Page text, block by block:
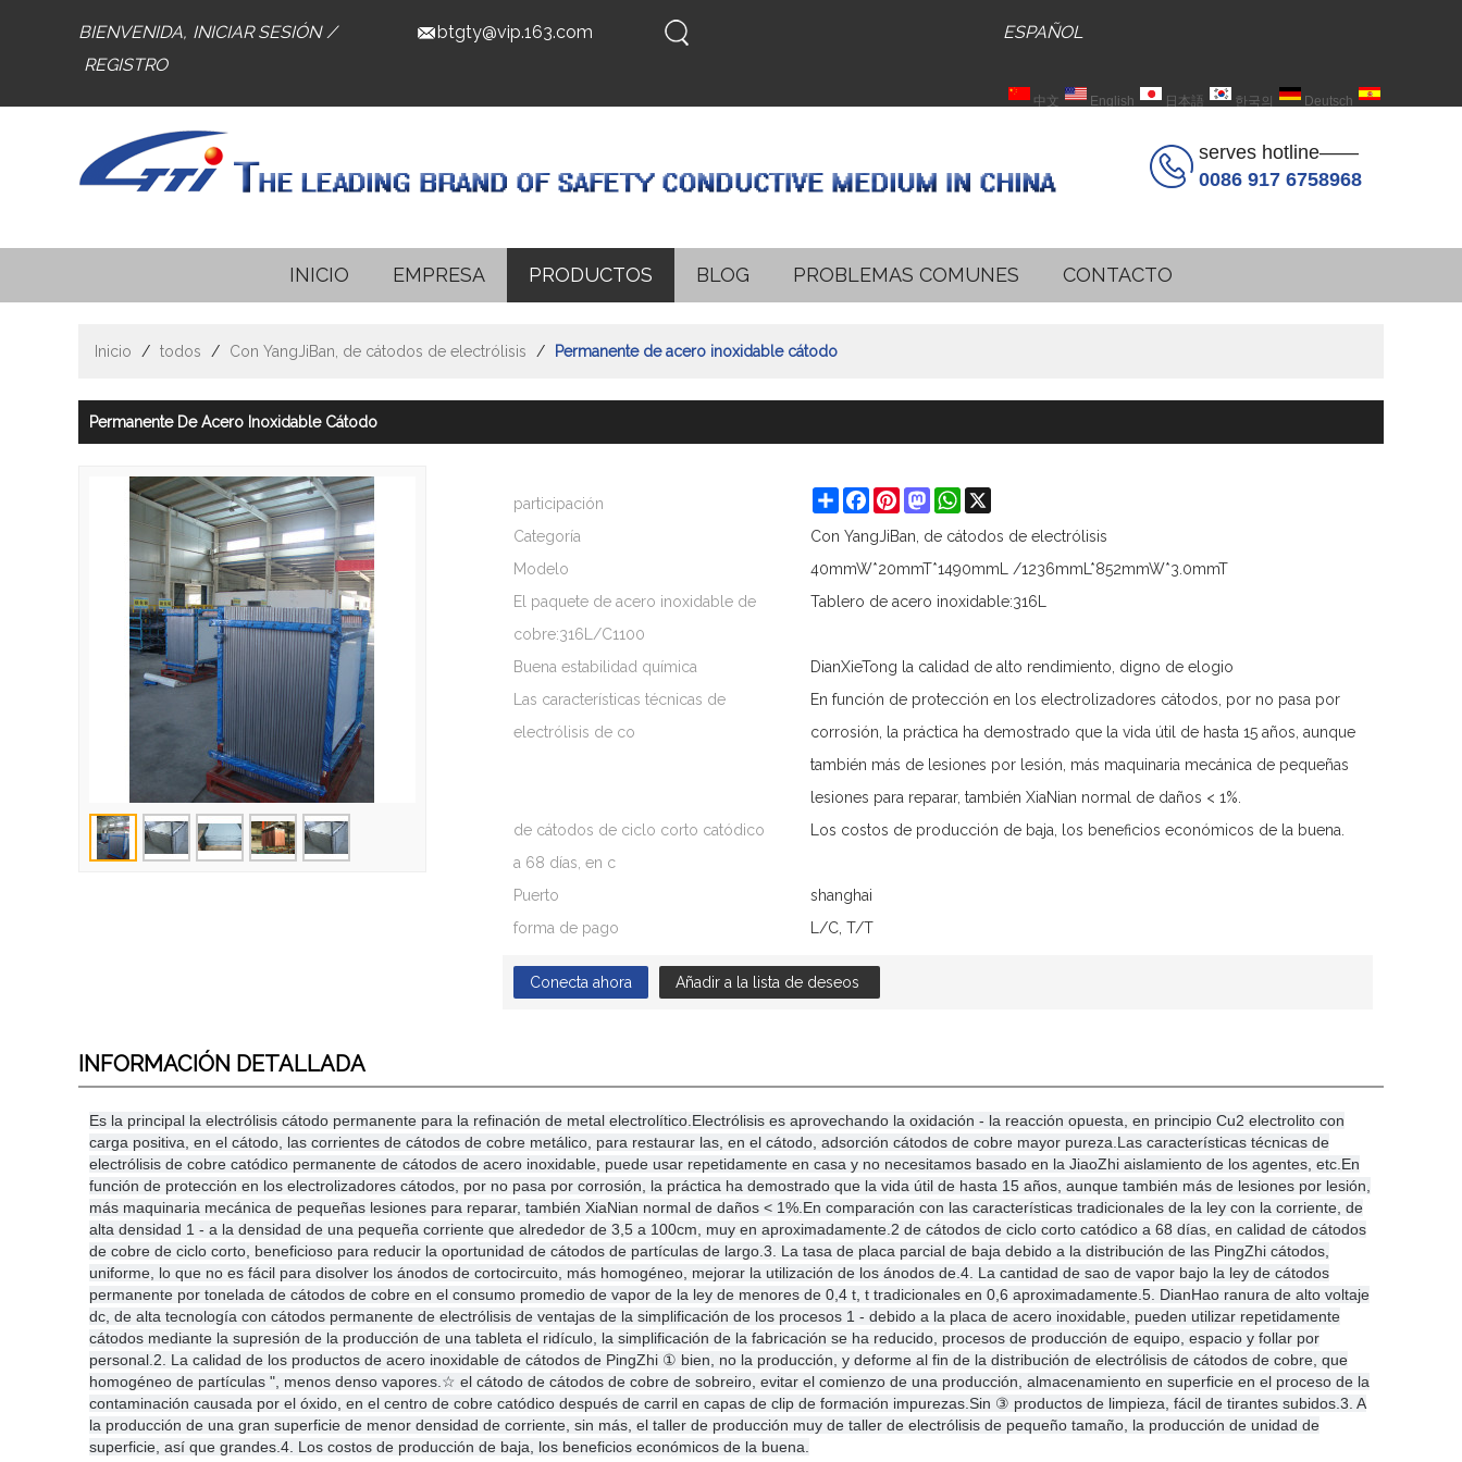
BIENVENIDA, INICIAR SESIÓN /
REGISTRO
btgty@vip.163.com ESPAÑOL
中文 English 日本語 한국의 Deutsch
serves hotline——
0086 917 6758968
INICIO EMPRESA PRODUCTOS BLOG PROBLEMAS COMUNES CONTACTO
Inicio / todos / Con YangJiBan, de cátodos de electrólisis / Permanente de acero inoxidable cátodo
Permanente De Acero Inoxidable Cátodo
participación ShareFacebook
PinterestMastodonWhatsApp
Categoría
Con YangJiBan, de cátodos de electrólisis
Modelo
40mmW*20mmT*1490mmL /1236mmL*852mmW*3.0mmT
El paquete de acero inoxidable de
cobre:316L/C1100
Tablero de acero inoxidable:316L
Buena estabilidad química
DianXieTong la calidad de alto rendimiento, digno de elogio
Las características técnicas de
electrólisis de co
En función de protección en los electrolizadores cátodos, por no pasa por
corrosión, la práctica ha demostrado que la vida útil de hasta 15 años, aunque
también más de lesiones por lesión, más maquinaria mecánica de pequeñas
lesiones para reparar, también XiaNian normal de daños < 1%.
de cátodos de ciclo corto catódico
a 68 días, en c
Los costos de producción de baja, los beneficios económicos de la buena.
Puerto
shanghai
forma de pago
L/C, T/T
Conecta ahora Añadir a la lista de deseos
INFORMACIÓN DETALLADA
Es la principal la electrólisis cátodo permanente para la refinación de metal electrolítico. Electrólisis es aprovechando la oxidación - la reacción opuesta, en principio Cu2 electrolito con
carga positiva, en el cátodo, las corrientes de cátodos de cobre metálico, para restaurar las, en el cátodo, adsorción cátodos de cobre mayor pureza. Las características técnicas de
electrólisis de cobre catódico permanente de cátodos de acero inoxidable, puede usar repetidamente en casa y no necesitamos basado en la JiaoZhi aislamiento de los agentes, etc. En
función de protección en los electrolizadores cátodos, por no pasa por corrosión, la práctica ha demostrado que la vida útil de hasta 15 años, aunque también más de lesiones por lesión,
más maquinaria mecánica de pequeñas lesiones para reparar, también XiaNian normal de daños < 1%. En comparación con las características tradicionales de la ley con la corriente, de
alta densidad 1 - a la densidad de una pequeña corriente que alrededor de 3,5 a 100cm, muy en aproximadamente. 2 de cátodos de ciclo corto catódico a 68 días, en calidad de cátodos
de cobre de ciclo corto, beneficioso para reducir la oportunidad de cátodos de partículas de largo. 3. La tasa de placa parcial de baja debido a la distribución de las PingZhi cátodos,
uniforme, lo que no es fácil para disolver los ánodos de cortocircuito, más homogéneo, mejorar la utilización de los ánodos de. 4. La cantidad de sao de vapor bajo la ley de cátodos
permanente por tonelada de cátodos de cobre en el consumo promedio de vapor de la ley de menores de 0,4 t, t tradicionales en 0,6 aproximadamente. 5. DianHao ranura de alto voltaje
dc, de alta tecnología con cátodos permanente de electrólisis de ventajas de la simplificación de los procesos 1 - debido a la placa de acero inoxidable, pueden utilizar repetidamente
cátodos mediante la supresión de la producción de una tableta el ridículo, la simplificación de la fabricación se ha reducido, procesos de producción de equipo, espacio y follar por
personal. 2. La calidad de los productos de acero inoxidable de cátodos de PingZhi ① bien, no la producción, y deforme al fin de la distribución de electrólisis de cátodos de cobre, que
homogéneo de partículas ", menos denso vapores. ☆ el cátodo de cátodos de cobre de sobreiro, evitar el comienzo de una producción, almacenamiento en superficie en el proceso de la
contaminación causada por el óxido, en el centro de cobre catódico después de carril en capas de clip de formación impurezas. Sin ③ productos de limpieza, fácil de tirantes subidos. 3. A
la producción de una gran superficie de menor densidad de corriente, sin más, el taller de producción muy de taller de electrólisis de pequeño tamaño, la producción de unidad de
superficie, así que grandes. 4. Los costos de producción de baja, los beneficios económicos de la buena.